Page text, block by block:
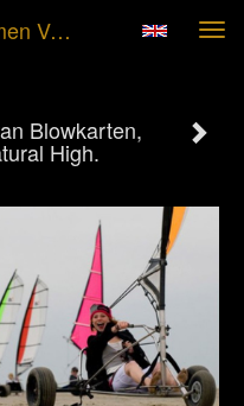
Louis Drent - Collage Opnamen Van Blowkarten, Beach Club Natural High.
Blowkarten,
High.